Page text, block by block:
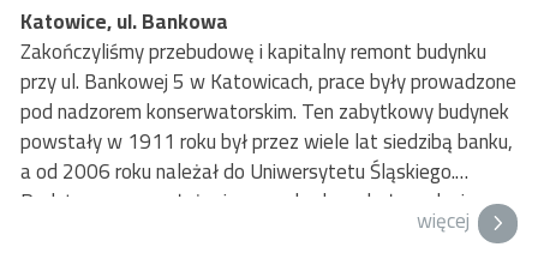
Katowice, ul. Bankowa
Zakończyliśmy przebudowę i kapitalny remont budynku
przy ul. Bankowej 5 w Katowicach, prace były prowadzone
pod nadzorem konserwatorskim. Ten zabytkowy budynek
powstały w 1911 roku był przez wiele lat siedzibą banku,
a od 2006 roku należał do Uniwersytetu Śląskiego.
Podstawowym założeniem przebudowy było nadanie
obiektowi nowej funkcji na potrzeby projektu „SPINplace
więcej